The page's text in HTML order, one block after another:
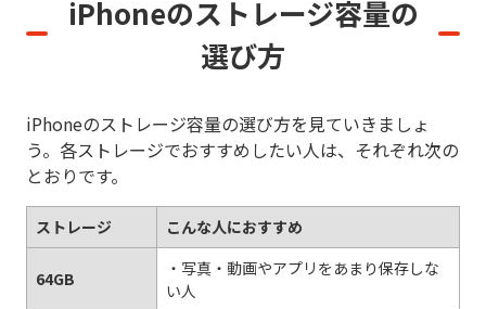
iPhoneのストレージ容量の
選び方
iPhoneのストレージ容量の選び方を見ていきましょ
う。各ストレージでおすすめしたい人は、それぞれ次の
とおりです。
ストレージ こんな人におすすめ
64GB
・写真・動画やアプリをあまり保存しな
い人